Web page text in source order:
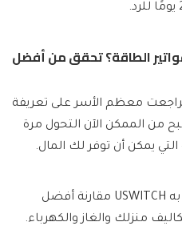
الطاقة؟ تحقق من أفضل
معظم الأسر على تعريفة
من الممكن الآن التحول مرة
يمكن أن توفر لك المال.
يتيح لك شريك الأموال الموصى به USWITCH مقارنة أفضل
منزلك والغاز والكهرباء.